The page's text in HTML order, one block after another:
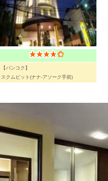
【バンコク】
スクムビット(ナナ-アソーク手前)